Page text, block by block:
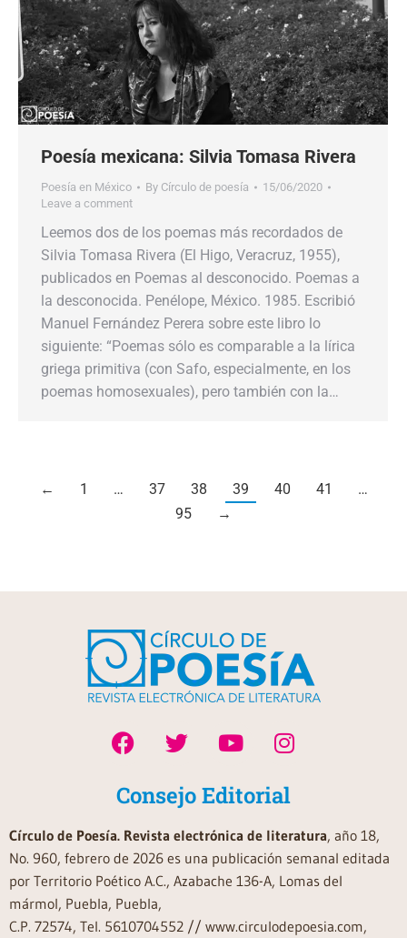
Poesía mexicana: Silvia Tomasa Rivera
Poesía en México By Círculo de poesía
15/06/2020
Leave a comment
Leemos dos de los poemas más recordados de
Silvia Tomasa Rivera (El Higo, Veracruz, 1955),
publicados en Poemas al desconocido. Poemas a
la desconocida. Penélope, México. 1985. Escribió
Manuel Fernández Perera sobre este libro lo
siguiente: “Poemas sólo es comparable a la lírica
griega primitiva (con Safo, especialmente, en los
poemas homosexuales), pero también con la…
← 1 … 37 38 39 40 41
…
95
→
Consejo Editorial
Círculo de Poesía. Revista electrónica de literatura, año 18,
No. 960, febrero de 2026 es una publicación semanal editada
por Territorio Poético A.C., Azabache 136-A, Lomas del
mármol, Puebla, Puebla,
C.P. 72574, Tel. 5610704552 // www.circulodepoesia.com,